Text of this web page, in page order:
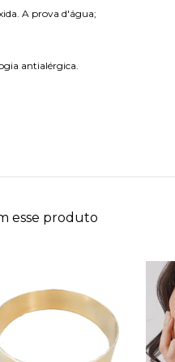
A prova d'água;
antialérgica.
esse produto